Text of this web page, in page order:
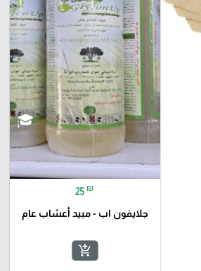
25 ₪
جلايفون اب - مبيد أعشاب عام
add_shopping_cart